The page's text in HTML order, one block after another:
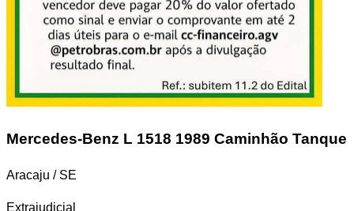
Mercedes-Benz L 1518 1989 Caminhão Tanque
Aracaju / SE
Extrajudicial